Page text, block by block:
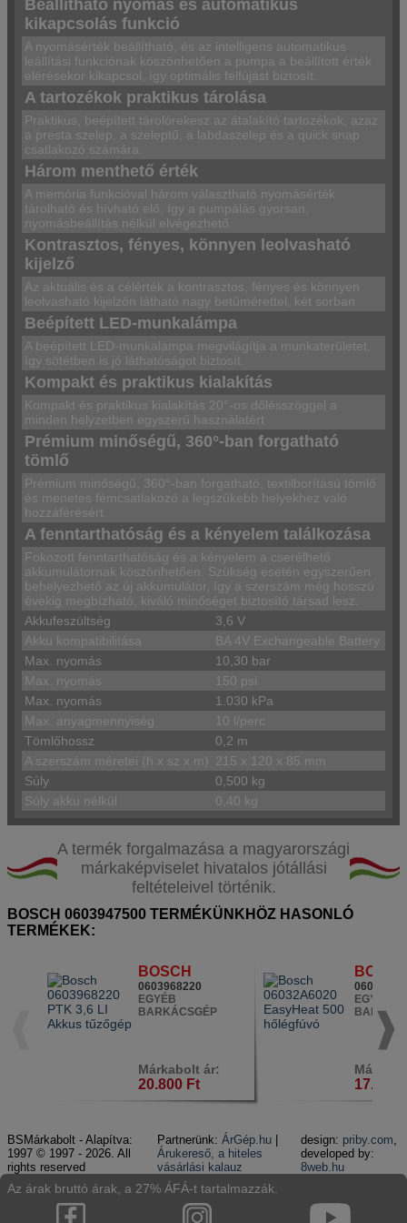
Beállítható nyomás és automatikus
kikapcsolás funkció
A nyomásérték beállítható, és az intelligens automatikus
leállítási funkciónak köszönhetően a pumpa a beállított érték
elérésekor kikapcsol, így optimális felfújást biztosít.
A tartozékok praktikus tárolása
Praktikus, beépített tárolórekesz az átalakító tartozékok, azaz
a presta szelep, a szeleptű, a labdaszelep és a quick snap
csatlakozó számára.
Három menthető érték
A memória funkcióval három választható nyomásérték
tárolható és hívható elő, így a pumpálás gyorsan,
nyomásbeállítás nélkül elvégezhető.
Kontrasztos, fényes, könnyen leolvasható
kijelző
Az aktuális és a célérték a kontrasztos, fényes és könnyen
leolvasható kijelzőn látható nagy betűmérettel, két sorban
Beépített LED-munkalámpa
A beépített LED-munkalámpa megvilágítja a munkaterületet,
így sötétben is jó láthatóságot biztosít.
Kompakt és praktikus kialakítás
Kompakt és praktikus kialakítás 20°-os dőlésszöggel a
minden helyzetben egyszerű használatért
Prémium minőségű, 360°-ban forgatható
tömlő
Prémium minőségű, 360°-ban forgatható, textilborítású tömlő
és menetes fémcsatlakozó a legszűkebb helyekhez való
hozzáférésért.
A fenntarthatóság és a kényelem találkozása
Fokozott fenntarthatóság és a kényelem a cserélhető
akkumulátornak köszönhetően. Szükség esetén egyszerűen
behelyezhető az új akkumulátor, így a szerszám még hosszú
évekig megbízható, kiváló minőséget biztosító társad lesz.
Akkufeszültség
3,6 V
Akku kompatibilitása
BA 4V Exchangeable Battery
Max. nyomás
10,30 bar
Max. nyomás
150 psi
Max. nyomás
1.030 kPa
Max. anyagmennyiség
10 l/perc
Tömlőhossz
0,2 m
A szerszám méretei (h x sz x m)
215 x 120 x 85 mm
Súly
0,500 kg
Súly akku nélkül
0,40 kg
A termék forgalmazása a magyarországi
márkaképviselet hivatalos jótállási
feltételeivel történik.
BOSCH 0603947500 TERMÉKÜNKHÖZ HASONLÓ
TERMÉKEK:
BOSCH
0603968220
EGYÉB
BARKÁCSGÉP
Márkabolt ár:
20.800 Ft
BOSCH
EGYÉB
17.900
BSMárkabolt - Alapítva:
1997 © 1997 - 2026. All
rights reserved
Partnerünk:ÁrGép.hu
Árukereső, a hiteles
vásárlási kalauz
design: priby.com,
developed by:
8web.hu
Az árak bruttó árak, a 27% ÁFÁ-t tartalmazzák.